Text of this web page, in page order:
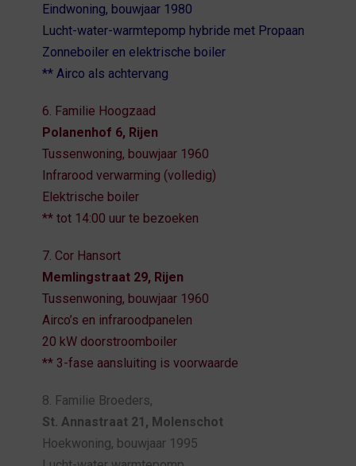
Eindwoning, bouwjaar 1980
Lucht-water-warmtepomp hybride met Propaan
Zonneboiler en elektrische boiler
** Airco als achtervang
6. Familie Hoogzaad
Polanenhof 6, Rijen
Tussenwoning, bouwjaar 1960
Infrarood verwarming (volledig)
Elektrische boiler
** tot 14:00 uur te bezoeken
7. Cor Hansort
Memlingstraat 29, Rijen
Tussenwoning, bouwjaar 1960
Airco’s en infraroodpanelen
20 kW doorstroomboiler
** 3-fase aansluiting is voorwaarde
8. Familie Broeders,
St. Annastraat 21, Molenschot
Hoekwoning, bouwjaar 1995